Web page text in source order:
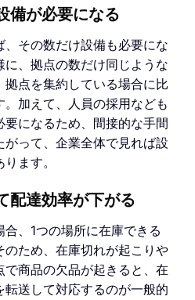
備が必要になる
その数だけ設備も必要にな
に、拠点の数だけ同じような
点を集約している場合に比
加えて、人員の採用なども
になるため、間接的な手間
がって、企業全体で見れば設
ます。
配達効率が下がる
、1つの場所に在庫できる
ため、在庫切れが起こりや
商品の欠品が起きると、在
送して対応するのが一般的